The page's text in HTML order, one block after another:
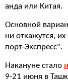
анда или Китая.
Основной
ни откажутся,
порт-Экспресс".
Накануне стало
9-21 июня в